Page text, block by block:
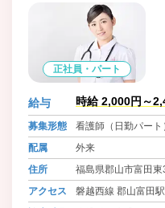
正社員・パート
給与 時給 2,000円～
募集形態
看護師（日勤パート
配属
外来
住所
福島県郡山市富田
アクセス
磐越西線 郡山富田